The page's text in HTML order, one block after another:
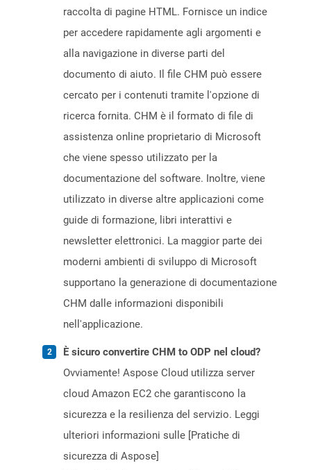
raccolta di pagine HTML. Fornisce un indice
per accedere rapidamente agli argomenti e
alla navigazione in diverse parti del
documento di aiuto. Il file CHM può essere
cercato per i contenuti tramite l'opzione di
ricerca fornita. CHM è il formato di file di
assistenza online proprietario di Microsoft
che viene spesso utilizzato per la
documentazione del software. Inoltre, viene
utilizzato in diverse altre applicazioni come
guide di formazione, libri interattivi e
newsletter elettronici. La maggior parte dei
moderni ambienti di sviluppo di Microsoft
supportano la generazione di documentazione
CHM dalle informazioni disponibili
nell'applicazione.
È sicuro convertire CHM to ODP nel cloud?
Ovviamente! Aspose Cloud utilizza server
cloud Amazon EC2 che garantiscono la
sicurezza e la resilienza del servizio. Leggi
ulteriori informazioni sulle [Pratiche di
sicurezza di Aspose]